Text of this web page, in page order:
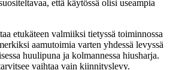
että käytössä olisi useampia
etukäteen valmiiksi tietyssä toiminnossa
aamutoimia varten yhdessä levyssä
huulipuna ja kolmannessa hiusharja.
vaihtaa vain kiinnityslevy.